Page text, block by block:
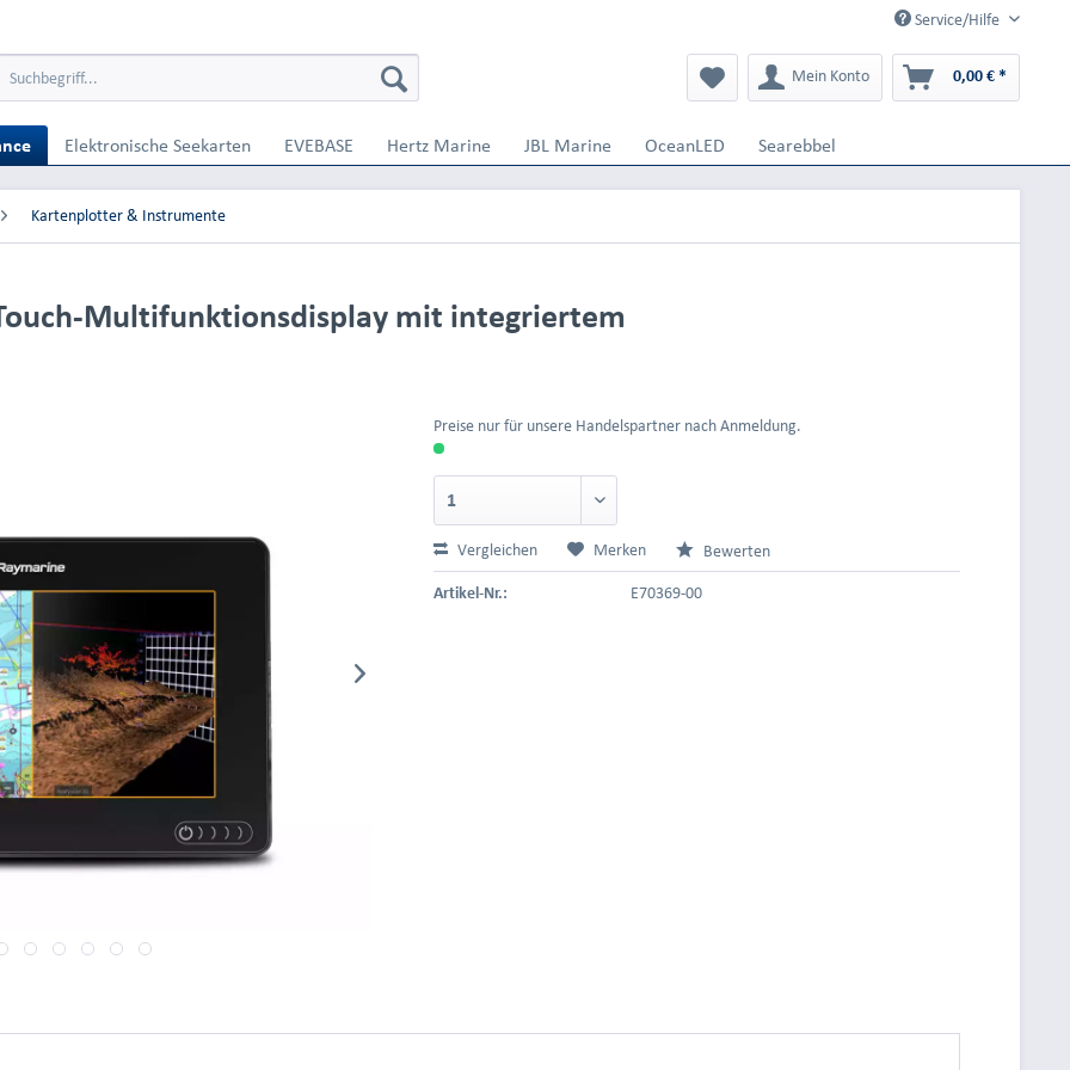
Service/Hilfe
Mein Konto 0,00 € *
Elektronische Seekarten EVEBASE Hertz Marine JBL Marine OceanLED Searebbel
Kartenplotter & Instrumente
Multifunktionsdisplay mit integriertem
Preise nur für unsere Handelspartner nach Anmeldung.
Vergleichen Merken Bewerten
Artikel-Nr.: E70369-00